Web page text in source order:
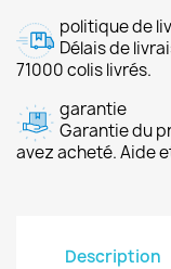
politique de
Délais de
71000 colis livrés.
garantie
Garantie du
avez acheté. Aide
Description